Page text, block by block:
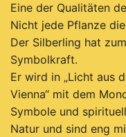
Eine der Qualitäten
Nicht jede Pflanze
Der Silberling hat
Symbolkraft.
Er wird in „Licht aus
Vienna“ mit dem
Symbole und
Natur und sind eng